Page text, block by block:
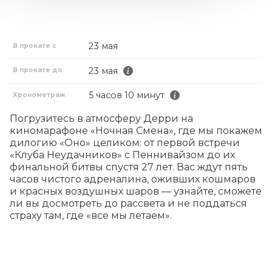
В прокате с 23 мая
В прокате до 23 мая
Хронометраж 5 часов 10 минут
Погрузитесь в атмосферу Дерри на
киномарафоне «Ночная Смена», где мы покажем
дилогию «Оно» целиком: от первой встречи
«Клуба Неудачников» с Пеннивайзом до их
финальной битвы спустя 27 лет. Вас ждут пять
часов чистого адреналина, оживших кошмаров
и красных воздушных шаров — узнайте, сможете
ли вы досмотреть до рассвета и не поддаться
страху там, где «все мы летаем».